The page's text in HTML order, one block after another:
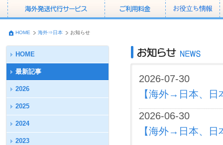
HOME 海外⇒日本 お知らせ
HOME
最新記事
2026
2025
2024
2023
2026-07-30
【海外→日本、
2026-06-30
【海外→日本、